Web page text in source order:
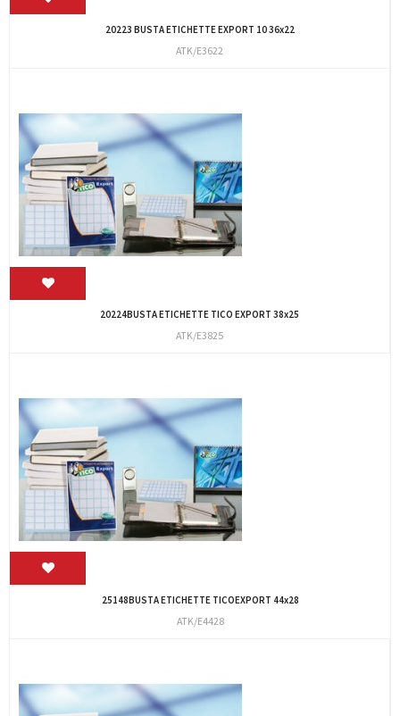
20223 BUSTA ETICHETTE EXPORT 10 36x22
ATK/E3622
20224BUSTA ETICHETTE TICO EXPORT 38x25
ATK/E3825
25148BUSTA ETICHETTE TICOEXPORT 44x28
ATK/E4428